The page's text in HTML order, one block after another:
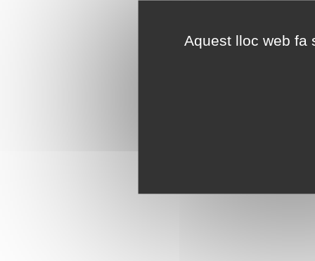
Aquest lloc web fa